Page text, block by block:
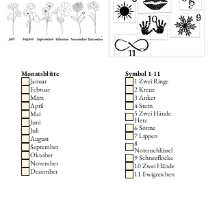
Monatsblüte
Januar
Februar
März
April
Mai
Juni
Juli
August
September
Oktober
November
Dezember
Symbol 1-11
1 Zwei Ringe
2 Kreuz
3 Anker
4 Stern
5 Zwei Hände
Herz
6 Sonne
7 Lippen
8
Notenschlüssel
9 Schneeflocke
10 Zwei Hände
11 Ewigzeichen